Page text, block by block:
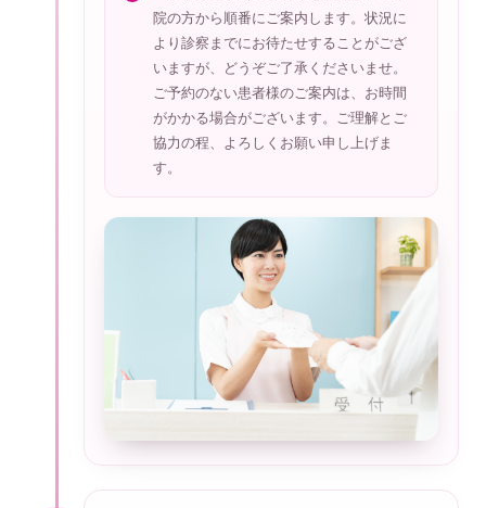
院の方から順番にご案内します。状況に
より診察までにお待たせすることがござ
いますが、どうぞご了承くださいませ。
ご予約のない患者様のご案内は、お時間
がかかる場合がございます。ご理解とご
協力の程、よろしくお願い申し上げま
す。